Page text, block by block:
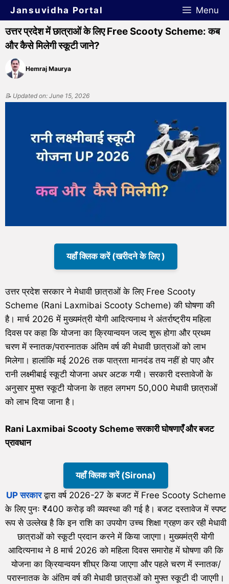
Jansuvidha Portal Menu
उत्तर प्रदेश में छात्राओं के लिए Free Scooty Scheme: कब
और कैसे मिलेगी स्कूटी जाने?
Hemraj Maurya
📝 Updated on: June 15, 2026
यहाँ क्लिक करें (खरीदने के लिए )
उत्तर प्रदेश सरकार ने मेधावी छात्राओं के लिए Free Scooty
Scheme (Rani Laxmibai Scooty Scheme) की घोषणा की
है। मार्च 2026 में मुख्यमंत्री योगी आदित्यनाथ ने अंतर्राष्ट्रीय महिला
दिवस पर कहा कि योजना का क्रियान्वयन जल्द शुरू होगा और प्रथम
चरण में स्नातक/परास्नातक अंतिम वर्ष की मेधावी छात्राओं को लाभ
मिलेगा। हालांकि मई 2026 तक पात्रता मानदंड तय नहीं हो पाए और
रानी लक्ष्मीबाई स्कूटी योजना अधर अटक गयी। सरकारी दस्तावेजों के
अनुसार मुफ्त स्कूटी योजना के तहत लगभग 50,000 मेधावी छात्राओं
को लाभ दिया जाना है।
Rani Laxmibai Scooty Scheme सरकारी घोषणाएँ और बजट
प्रावधान
यहाँ क्लिक करें (Sirona)
UP सरकारद्वारा वर्ष 2026-27 के बजट में Free Scooty Scheme
के लिए पुनः ₹400 करोड़ की व्यवस्था की गई है। बजट दस्तावेज में स्पष्ट
रूप से उल्लेख है कि इन राशि का उपयोग उच्च शिक्षा ग्रहण कर रही मेधावी
छात्राओं को स्कूटी प्रदान करने में किया जाएगा। मुख्यमंत्री योगी
आदित्यनाथ ने 8 मार्च 2026 को महिला दिवस समारोह में घोषणा की कि
योजना का क्रियान्वयन शीघ्र किया जाएगा और पहले चरण में स्नातक/
परास्नातक के अंतिम वर्ष की मेधावी छात्राओं को मुफ्त स्कूटी दी जाएगी।